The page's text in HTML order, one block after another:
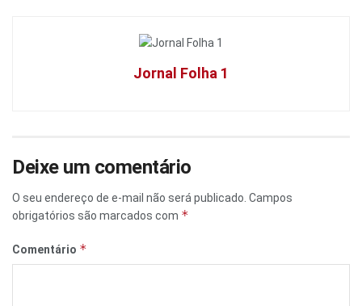
Jornal Folha 1
Deixe um comentário
O seu endereço de e-mail não será publicado. Campos
obrigatórios são marcados com *
Comentário *